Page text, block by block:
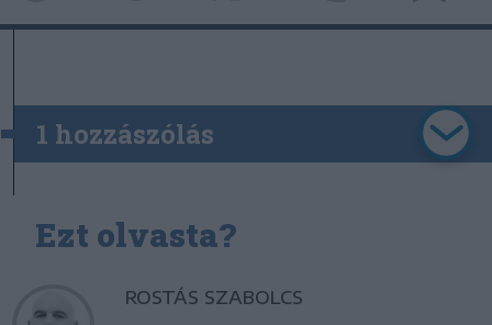
1 hozzászólás
Ezt olvasta?
ROSTÁS SZABOLCS